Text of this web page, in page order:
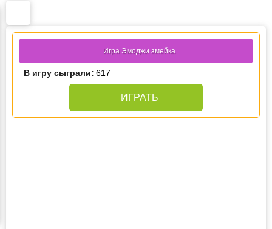
Игра Эмоджи змейка
В игру сыграли: 617
ИГРАТЬ